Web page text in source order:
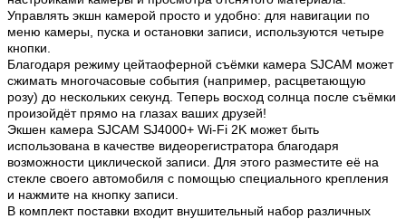
Управлять экшн камерой просто и удобно: для навигации по
меню камеры, пуска и остановки записи, используются четыре
кнопки.
Благодаря режиму цейтаоферной съёмки камера SJCAM может
сжимать многочасовые события (например, расцветающую
розу) до нескольких секунд. Теперь восход солнца после съёмки
произойдёт прямо на глазах ваших друзей!
Экшен камера SJCAM SJ4000+ Wi-Fi 2K может быть
использована в качестве видеорегистратора благодаря
возможности циклической записи. Для этого разместите её на
стекле своего автомобиля с помощью специального крепления
и нажмите на кнопку записи.
В комплект поставки входит внушительный набор различных